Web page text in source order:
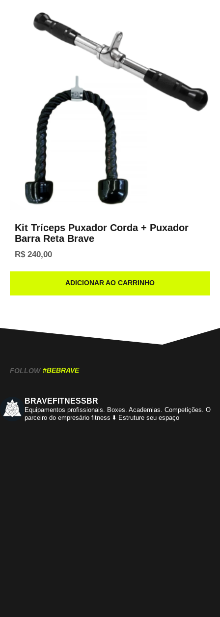
Kit Tríceps Puxador Corda + Puxador
Barra Reta Brave
R$240,00
ADICIONAR AO CARRINHO
FOLLOW #BEBRAVE
BRAVEFITNESSBR
Equipamentos profissionais. Boxes. Academias. Competições. O
parceiro do empresário fitness ⬇️ Estruture seu espaço